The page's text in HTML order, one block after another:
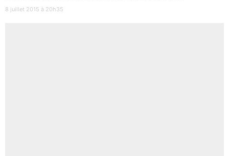
8 juillet 2015 à 20h35